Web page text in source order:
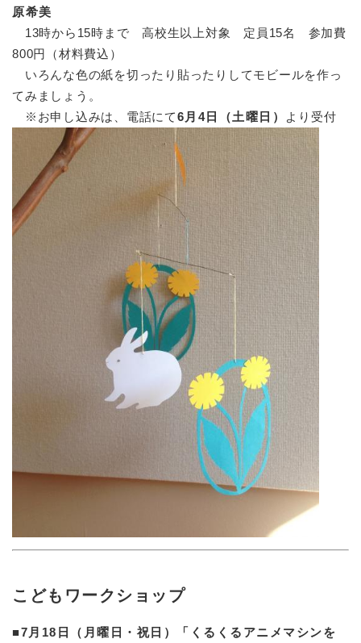
原希美
13時から15時まで 高校生以上対象 定員15名 参加費
800円（材料費込）
いろんな色の紙を切ったり貼ったりしてモビールを作っ
てみましょう。
※お申し込みは、電話にて6月4日（土曜日） より受付
こどもワークショップ
■7月18日（月曜日・祝日）「くるくるアニメマシンを